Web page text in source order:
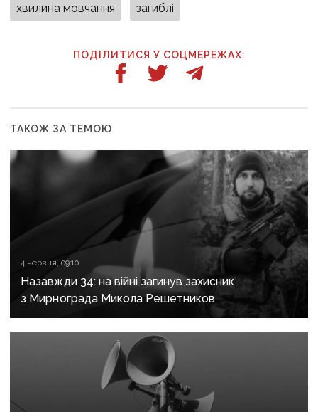
хвилина мовчання загиблі
ПОДІЛИТИСЯ У СОЦМЕРЕЖАХ:
ТАКОЖ ЗА ТЕМОЮ
4 червня, 09:10
Назавжди 34: на війні загинув захисник
з Мирнограда Микола Решетников